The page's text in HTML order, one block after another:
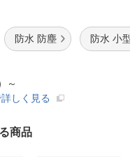
防水 防塵 防水 小型
～
しく見る
商品